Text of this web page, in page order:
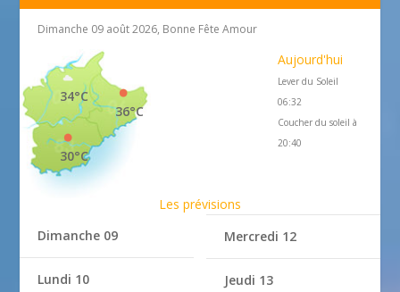
Dimanche 09 août 2026, Bonne Fête Amour
36°C
34°C
30°C
Aujourd'hui
Lever du Soleil
06:32
Coucher du soleil à
20:40
Les prévisions
Dimanche 09
Lundi 10
Mercredi 12
Jeudi 13